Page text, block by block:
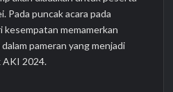
Pada puncak acara pada
kesempatan memamerkan
pameran yang menjadi
AKI 2024.